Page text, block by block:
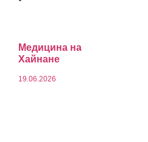
Медицина на
Хайнане
19.06.2026